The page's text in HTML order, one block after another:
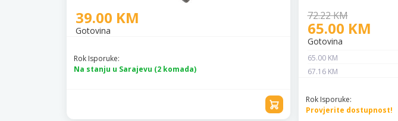
39.00 KM
Gotovina
Rok Isporuke:
Na stanju u Sarajevu (2 komada)
72.22 KM
65.00 KM
Gotovina
65.00 KM
67.16 KM
Rok Isporuke:
Provjerite dostupnost!